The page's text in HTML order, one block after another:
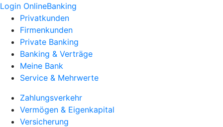
Login OnlineBanking
Privatkunden
Firmenkunden
Private Banking
Banking & Verträge
Meine Bank
Service & Mehrwerte
Zahlungsverkehr
Vermögen & Eigenkapital
Versicherung